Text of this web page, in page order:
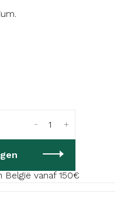
+
-
België vanaf 150€